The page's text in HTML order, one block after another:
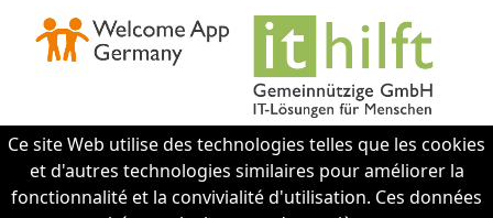
Ce site Web utilise des technologies telles que les cookies
et d'autres technologies similaires pour améliorer la
fonctionnalité et la convivialité d'utilisation. Ces données
Contact IThilft gGmbH